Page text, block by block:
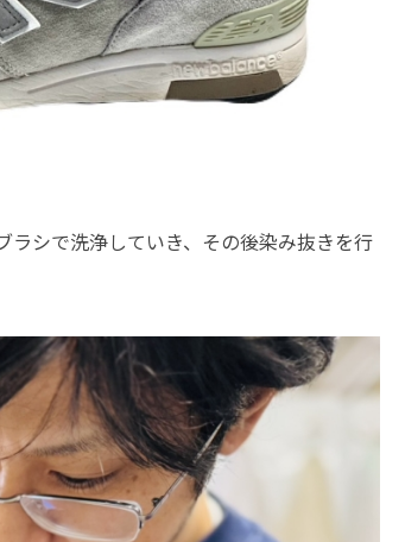
ラシで洗浄していき、その後染み抜きを行